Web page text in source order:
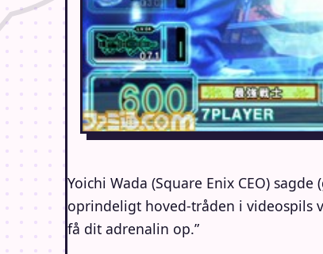
Yoichi Wada (Square Enix CEO)
oprindeligt hoved-tråden i videospils
få dit adrenalin op.”